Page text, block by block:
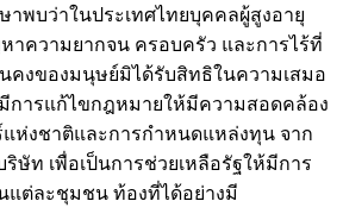
ว่าในประเทศไทยบุคคลผู้สูงอายุ
ความยากจน ครอบครัว และการไร้ที่
คงของมนุษย์มิได้รับสิทธิในความเสมอ
การแก้ไขกฎหมายให้มีความสอดคล้อง
ห่งชาติและการกำหนดแหล่งทุน จาก
ษัท เพื่อเป็นการช่วยเหลือรัฐให้มีการ
แต่ละชุมชน ท้องที่ได้อย่างมี